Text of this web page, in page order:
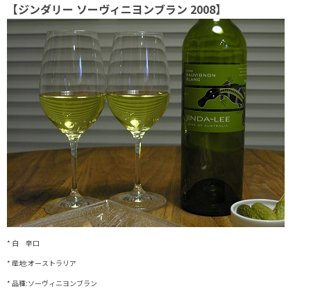
【ジンダリー ソーヴィニヨンブラン 2008】
* 白 辛口
* 産地:オーストラリア
* 品種:ソーヴィニヨンブラン